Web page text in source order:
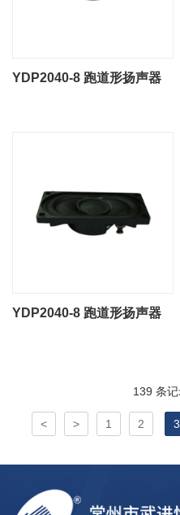
YDP2040-8 跑道形扬声器
YDP2040-8 跑道形扬声器
139 条
< > 1 2 3